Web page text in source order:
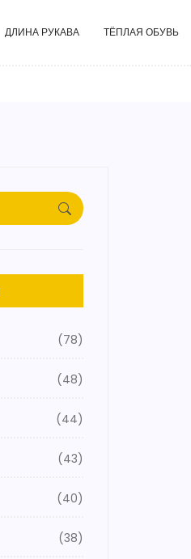
ДЛИНА РУКАВА ТЁПЛАЯ ОБУВЬ
(78)
(48)
(44)
(43)
(40)
(38)